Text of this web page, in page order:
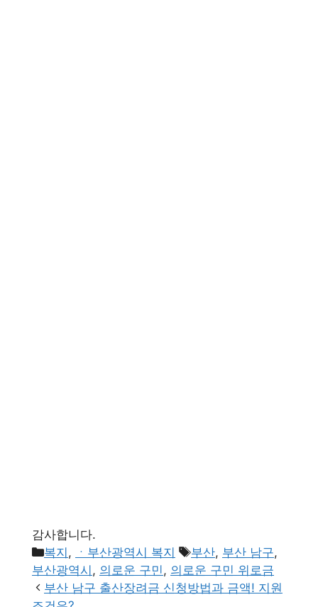
감사합니다.
카
테
고
복지 , ㆍ부산광역시 복지
태
그
부산, 부산 남구,
부산광역시 , 의로운 구민, 의로운 구민 위로금
부산 남구 출산장려금 신청방법과 금액! 지원